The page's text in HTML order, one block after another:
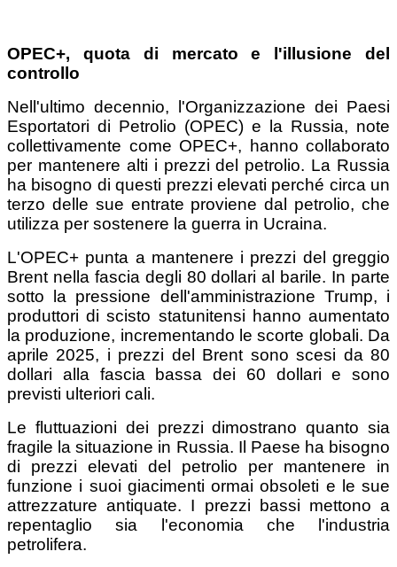
OPEC+, quota di mercato e l'illusione del
controllo
Nell'ultimo decennio, l'Organizzazione dei Paesi
Esportatori di Petrolio (OPEC) e la Russia, note
collettivamente come OPEC+, hanno collaborato
per mantenere alti i prezzi del petrolio. La Russia
ha bisogno di questi prezzi elevati perché circa un
terzo delle sue entrate proviene dal petrolio, che
utilizza per sostenere la guerra in Ucraina.
L'OPEC+ punta a mantenere i prezzi del greggio
Brent nella fascia degli 80 dollari al barile. In parte
sotto la pressione dell'amministrazione Trump, i
produttori di scisto statunitensi hanno aumentato
la produzione, incrementando le scorte globali. Da
aprile 2025, i prezzi del Brent sono scesi da 80
dollari alla fascia bassa dei 60 dollari e sono
previsti ulteriori cali.
Le fluttuazioni dei prezzi dimostrano quanto sia
fragile la situazione in Russia. Il Paese ha bisogno
di prezzi elevati del petrolio per mantenere in
funzione i suoi giacimenti ormai obsoleti e le sue
attrezzature antiquate. I prezzi bassi mettono a
repentaglio sia l'economia che l'industria
petrolifera.